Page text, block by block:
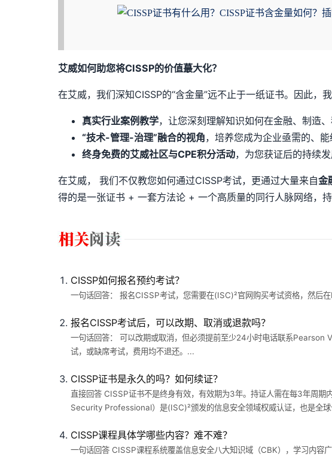
艾威如何助您将CISSP的价值蕞大化？
在艾威，我们深知CISSP的“含金量”远不止于一纸证书。因此，
真实行业案例教学，让您深刻理解知识如何在金融、制造
“技术-管理-治理”融合的视角，培养您成为企业亟需的、能
终身免费的艾威社区与CPE积分活动，为您获证后的持续
在艾威， 我们不仅教您如何通过CISSP考试，更通过大量来自金
得的是一张证书 + 一套方法论 + 一个高质量的同行人脉网络，持
CISSP如何报名预约考试？
一句话回答： 报名CISSP考试，您需要在(ISC)²官网购买考试资格，然后
报名CISSP考试后，可以改期、取消或退款吗？
一句话回答： 可以改期或取消，但必须提前至少24小时电话联系
试，或缺席考试，费用均不退还。...
CISSP证书是永久的吗？如何续证？
直接回答 CISSP证书不是终身有效，有效期为3年。持证人需在每3年周
Security Professional）是(ISC)²颁发的信息安全领域权威认证，也是全
CISSP课程具体学哪些内容？难不难？
一句话回答 CISSP课程系统覆盖信息安全八大知识域（CBK），学习内